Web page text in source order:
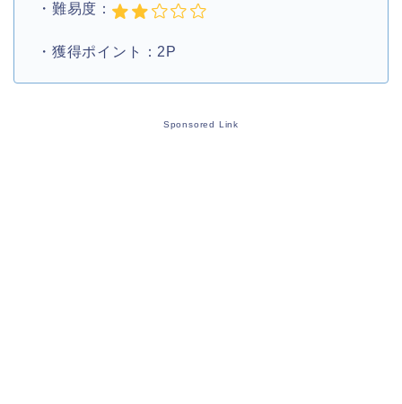
・難易度：
・獲得ポイント：2P
Sponsored Link